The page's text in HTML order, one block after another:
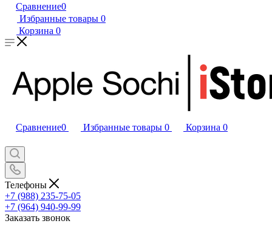
Сравнение0
Избранные товары 0
Корзина 0
Сравнение0 Избранные товары 0 Корзина 0
Телефоны
+7 (988) 235-75-05
+7 (964) 940-99-99
Заказать звонок